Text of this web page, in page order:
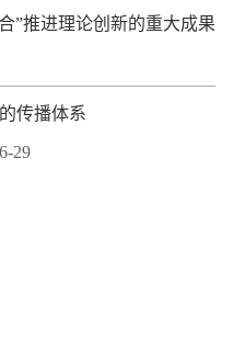
”推进理论创新的重大成果
传播体系
29